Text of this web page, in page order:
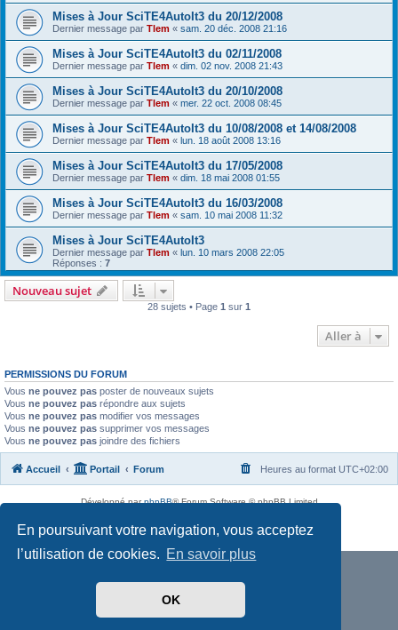
En poursuivant votre navigation, vous acceptez
l’utilisation de cookies. En savoir plus
OK
Mises à Jour SciTE4AutoIt3 du 20/12/2008
Dernier message par Tlem « sam. 20 déc. 2008 21:16
Mises à Jour SciTE4AutoIt3 du 02/11/2008
Dernier message par Tlem « dim. 02 nov. 2008 21:43
Mises à Jour SciTE4AutoIt3 du 20/10/2008
Dernier message par Tlem « mer. 22 oct. 2008 08:45
Mises à Jour SciTE4AutoIt3 du 10/08/2008 et 14/08/2008
Dernier message par Tlem « lun. 18 août 2008 13:16
Mises à Jour SciTE4AutoIt3 du 17/05/2008
Dernier message par Tlem « dim. 18 mai 2008 01:55
Mises à Jour SciTE4AutoIt3 du 16/03/2008
Dernier message par Tlem « sam. 10 mai 2008 11:32
Mises à Jour SciTE4AutoIt3
Dernier message par Tlem « lun. 10 mars 2008 22:05
Réponses : 7
Nouveau sujet
28 sujets • Page 1 sur 1
Aller à
PERMISSIONS DU FORUM
Vous ne pouvez pas poster de nouveaux sujets
Vous ne pouvez pas répondre aux sujets
Vous ne pouvez pas modifier vos messages
Vous ne pouvez pas supprimer vos messages
Vous ne pouvez pas joindre des fichiers
Accueil Portail Forum Heures au format UTC+02:00
Développé parphpBB® Forum Software © phpBB Limited
Confidentialité| Conditions